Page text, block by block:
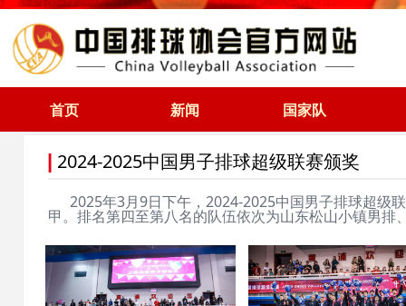
首页 新闻 国家队
| 2024-2025中国男子排球超级联赛颁奖
2025年3月9日下午，2024-2025中国男子排球超级
甲。排名第四至第八名的队伍依次为山东松山小镇男